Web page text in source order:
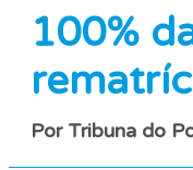
100%
Por Tribuna do